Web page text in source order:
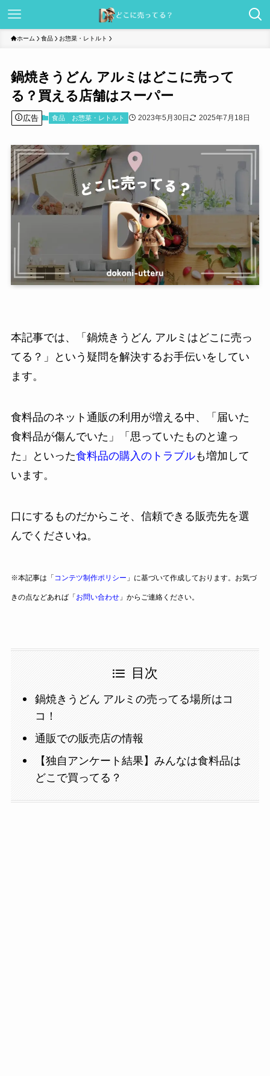
ホーム 食品 お惣菜・レトルト
鍋焼きうどん アルミはどこに売って
る？買える店舗はスーパー
広告 食品 お惣菜・レトルト 2023年5月30日 2025年7月18日
本記事では、「鍋焼きうどん アルミはどこに売っ
てる？」という疑問を解決するお手伝いをしてい
ます。
食料品のネット通販の利用が増える中、「届いた
食料品が傷んでいた」「思っていたものと違っ
た」といった食料品の購入のトラブルも増加して
います。
口にするものだからこそ、信頼できる販売先を選
んでくださいね。
※本記事は「 コンテツ制作ポリシー 」に基づいて作成しております。お気づ
きの点などあれば「お問い合わせ」からご連絡ください。
目次
鍋焼きうどん アルミの売ってる場所はコ
コ！
通販での販売店の情報
【独自アンケート結果】みんなは食料品は
どこで買ってる？